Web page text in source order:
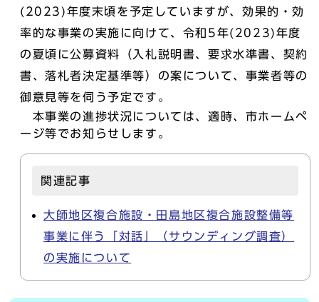
(2023)年度末頃を予定していますが、効果的・効
率的な事業の実施に向けて、令和5年(2023)年度
の夏頃に公募資料（入札説明書、要求水準書、契約
書、落札者決定基準等）の案について、事業者等の
御意見等を伺う予定です。
本事業の進捗状況については、適時、市ホームペ
ージ等でお知らせします。
関連記事
大師地区複合施設・田島地区複合施設整備等
事業に伴う「対話」（サウンディング調査）
の実施について